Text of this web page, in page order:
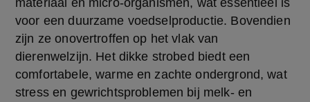
materiaal en micro-organismen, wat essentieel is
voor een duurzame voedselproductie. Bovendien
zijn ze onovertroffen op het vlak van
dierenwelzijn. Het dikke strobed biedt een
comfortabele, warme en zachte ondergrond, wat
stress en gewrichtsproblemen bij melk- en